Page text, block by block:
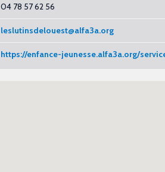
04 78 57 62 56
leslutinsdelouest@alfa3a.org
https://enfance-jeunesse.alfa3a.org/